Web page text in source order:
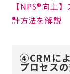
【NPS®向上
計方法を解説
④CRMに
プロセス